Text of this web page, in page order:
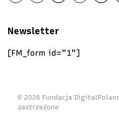
Newsletter
[FM_form id="1"]
© 2026 Fundacja
zastrzeżone